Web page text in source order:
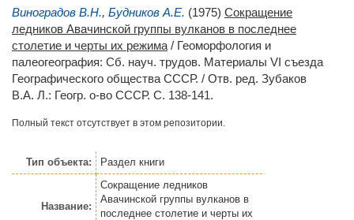
Виноградов В.Н., Будников А.Е. (1975) Сокращение
ледников Авачинской группы вулканов в последнее
столетие и черты их режима / Геоморфология и
палеогеография: Сб. науч. трудов. Материалы VI съезда
Географического общества СССР. / Отв. ред. Зубаков
В.А. Л.: Геогр. о-во СССР. С. 138-141.
Полный текст отсутствует в этом репозитории.
Тип объекта: Раздел книги
Название:
Сокращение ледников
Авачинской группы вулканов в
последнее столетие и черты их